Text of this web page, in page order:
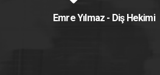
Emre Yılmaz - Diş Hekimi